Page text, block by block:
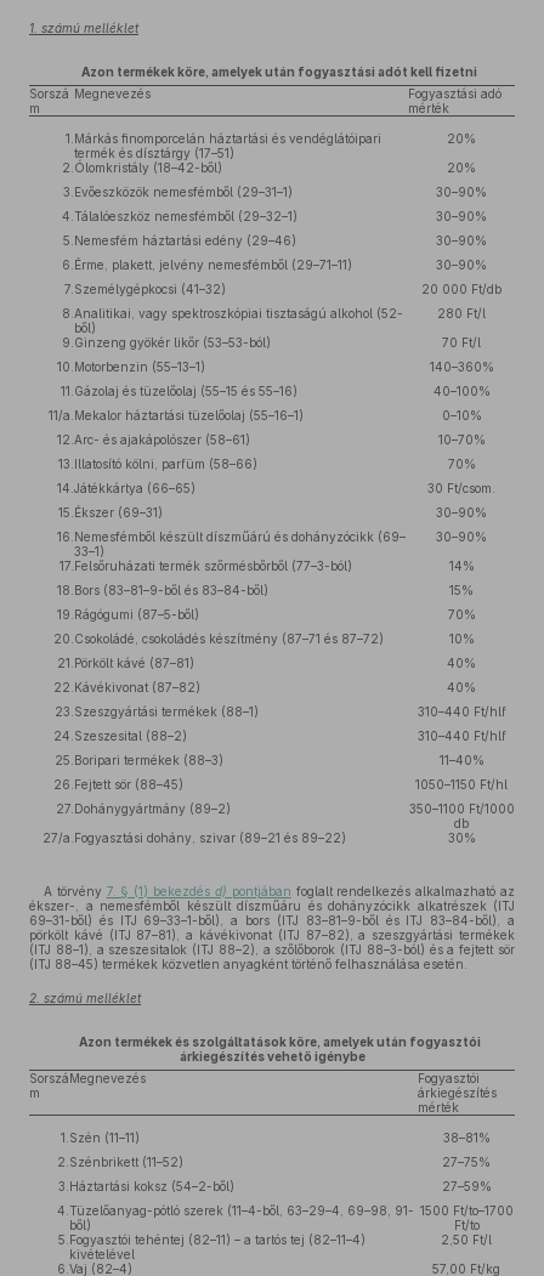
1. számú melléklet
Azon termékek köre, amelyek után fogyasztási adót kell fizetni
Sorszá
m
Megnevezés
Fogyasztási adó
mérték
1. Márkás finomporcelán háztartási és vendéglátóipari
termék és dísztárgy (17–51)
20%
2. Ólomkristály (18–42-ből)
20%
3. Evőeszközök nemesfémből (29–31–1)
30–90%
4. Tálalóeszköz nemesfémből (29–32–1)
30–90%
5. Nemesfém háztartási edény (29–46)
30–90%
6. Érme, plakett, jelvény nemesfémből (29–71–11)
30–90%
7. Személygépkocsi (41–32)
20 000 Ft/db
8. Analitikai, vagy spektroszkópiai tisztaságú alkohol (52-
ből)
280 Ft/l
9. Ginzeng gyökér likőr (53–53-ból)
70 Ft/l
10. Motorbenzin (55–13–1)
140–360%
11. Gázolaj és tüzelőolaj (55–15 és 55–16)
40–100%
11/a. Mekalor háztartási tüzelőolaj (55–16–1)
0–10%
12. Arc- és ajakápolószer (58–61)
10–70%
13. Illatosító kölni, parfüm (58–66)
70%
14. Játékkártya (66–65)
30 Ft/csom.
15. Ékszer (69–31)
30–90%
16. Nemesfémből készült díszműárú és dohányzócikk (69–
33–1)
30–90%
17. Felsőruházati termék szőrmésbőrből (77–3-ból)
14%
18. Bors (83–81–9-ből és 83–84-ből)
15%
19. Rágógumi (87–5-ből)
70%
20. Csokoládé, csokoládés készítmény (87–71 és 87–72)
10%
21. Pörkölt kávé (87–81)
40%
22. Kávékivonat (87–82)
40%
23. Szeszgyártási termékek (88–1)
310–440 Ft/hlf
24. Szeszesital (88–2)
310–440 Ft/hlf
25. Boripari termékek (88–3)
11–40%
26. Fejtett sör (88–45)
1050–1150 Ft/hl
27. Dohánygyártmány (89–2)
350–1100 Ft/1000
db
27/a. Fogyasztási dohány, szivar (89–21 és 89–22) 30%
A törvény 7. § (1) bekezdés d) pontjában foglalt rendelkezés alkalmazható az
ékszer-, a nemesfémből készült díszműáru és dohányzócikk alkatrészek (ITJ
69–31-ből) és ITJ 69–33–1-ből), a bors (ITJ 83–81–9-ből és ITJ 83–84-ből), a
pörkölt kávé (ITJ 87–81), a kávékivonat (ITJ 87–82), a szeszgyártási termékek
(ITJ 88–1), a szeszesitalok (ITJ 88–2), a szőlőborok (ITJ 88–3-ból) és a fejtett sör
(ITJ 88–45) termékek közvetlen anyagként történő felhasználása esetén.
2. számú melléklet
Azon termékek és szolgáltatások köre, amelyek után fogyasztói
árkiegészítés vehető igénybe
Sorszá
m
Megnevezés
Fogyasztói
árkiegészítés
mérték
1. Szén (11–11)
38–81%
2. Szénbrikett (11–52)
27–75%
3. Háztartási koksz (54–2-ből)
27–59%
4. Tüzelőanyag-pótló szerek (11–4-ből, 63–29–4, 69–98, 91-
ből)
1500 Ft/to–1700
Ft/to
5. Fogyasztói tehéntej (82–11) – a tartós tej (82–11–4)
kivételével
2,50 Ft/l
6. Vaj (82–4)
57,00 Ft/kg